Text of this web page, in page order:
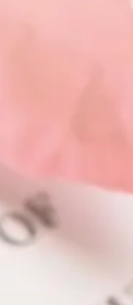
업
법률
고객